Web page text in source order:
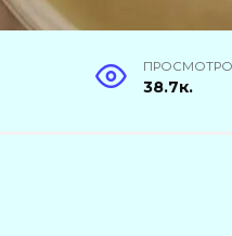
38.7к.